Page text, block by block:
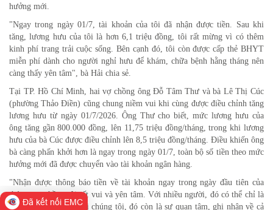
hưởng mới.
"Ngay trong ngày 01/7, tài khoản của tôi đã nhận được tiền. Sau khi
tăng, lương hưu của tôi là hơn 6,1 triệu đồng, tôi rất mừng vì có thêm
kinh phí trang trải cuộc sống. Bên cạnh đó, tôi còn được cấp thẻ BHYT
miễn phí dành cho người nghỉ hưu để khám, chữa bệnh hằng tháng nên
càng thấy yên tâm", bà Hải chia sẻ.
Tại TP. Hồ Chí Minh, hai vợ chồng ông Đỗ Tâm Thư và bà Lê Thị Cúc
(phường Thảo Điền) cũng chung niềm vui khi cùng được điều chỉnh tăng
lương hưu từ ngày 01/7/2026. Ông Thư cho biết, mức lương hưu của
ông tăng gần 800.000 đồng, lên 11,75 triệu đồng/tháng, trong khi lương
hưu của bà Cúc được điều chỉnh lên 8,5 triệu đồng/tháng. Điều khiến ông
bà càng phấn khởi hơn là ngay trong ngày 01/7, toàn bộ số tiền theo mức
hưởng mới đã được chuyển vào tài khoản ngân hàng.
"Nhận được thông báo tiền về tài khoản ngay trong ngày đầu tiên của
tháng, vợ chồng tôi rất vui và yên tâm. Với nhiều người, đó có thể chỉ là
một con số, nhưng với chúng tôi, đó còn là sự quan tâm, ghi nhận về cả
Đã kết nối EMC